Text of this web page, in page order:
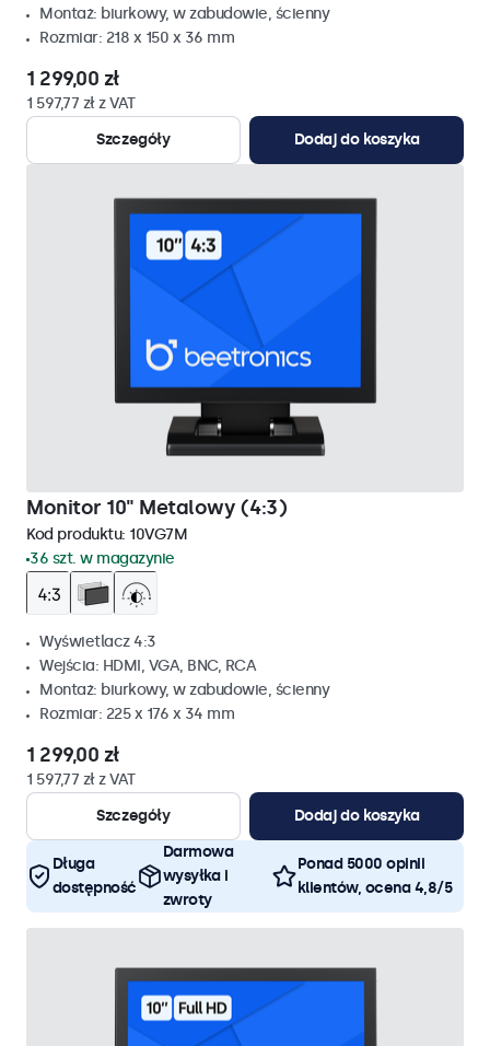
Montaż: biurkowy, w zabudowie, ścienny
Rozmiar: 218 x 150 x 36 mm
1 299,00 zł
1 597,77 zł z VAT
Szczegóły
Dodaj do koszyka
Monitor 10" Metalowy (4:3)
Kod produktu: 10VG7M
36 szt. w magazynie
Wyświetlacz 4:3
Wejścia: HDMI, VGA, BNC, RCA
Montaż: biurkowy, w zabudowie, ścienny
Rozmiar: 225 x 176 x 34 mm
1 299,00 zł
1 597,77 zł z VAT
Szczegóły
Dodaj do koszyka
Długa
dostępność
Darmowa
wysyłka i
zwroty
Ponad 5000 opinii
klientów, ocena 4,8/5